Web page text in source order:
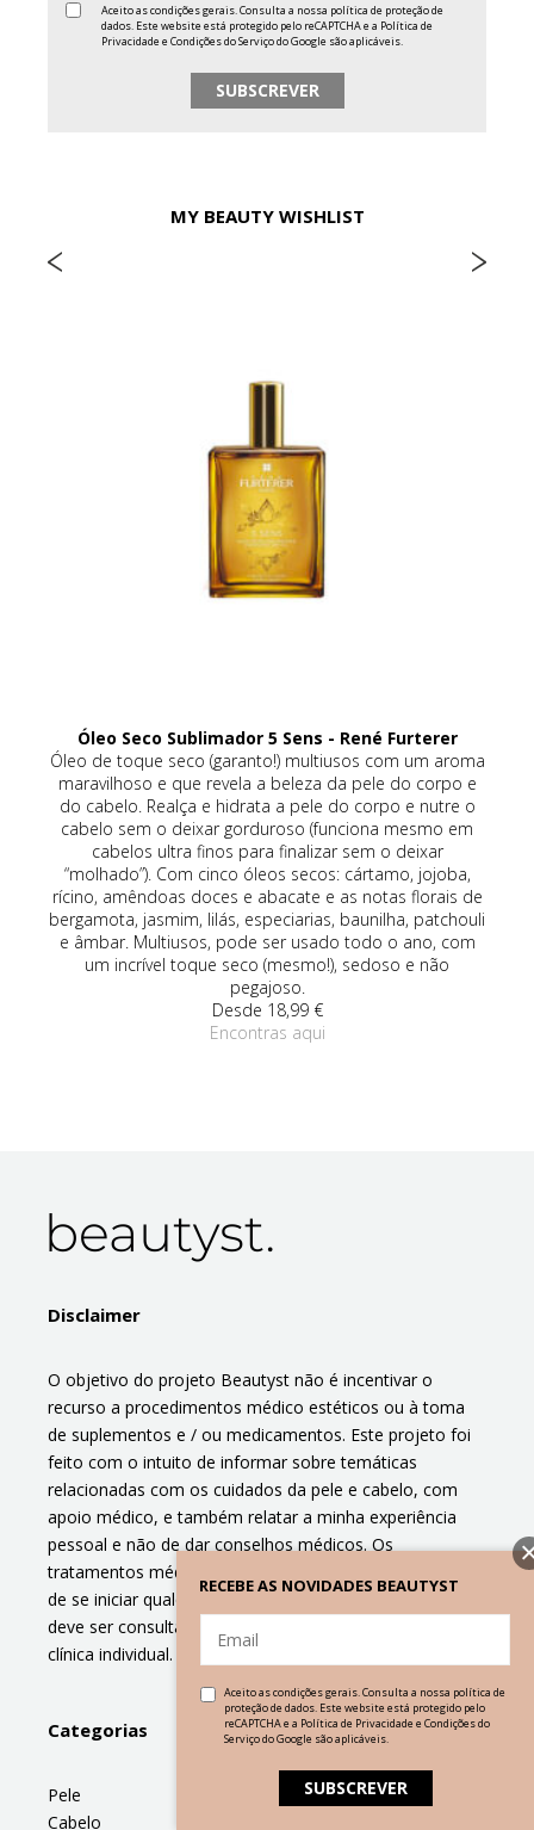
Aceito as condições gerais. Consulta a nossa política de proteção de
dados . Este website está protegido pelo reCAPTCHA e a Política de
Privacidade e Condições do Serviçodo Google são aplicáveis.
MY BEAUTY WISHLIST
Óleo Seco Sublimador 5 Sens - René Furterer
Óleo de toque seco (garanto!) multiusos com um aroma
maravilhoso e que revela a beleza da pele do corpo e
do cabelo. Realça e hidrata a pele do corpo e nutre o
cabelo sem o deixar gorduroso (funciona mesmo em
cabelos ultra finos para finalizar sem o deixar
“molhado”). Com cinco óleos secos: cártamo, jojoba,
rícino, amêndoas doces e abacate e as notas florais de
bergamota, jasmim, lilás, especiarias, baunilha, patchouli
e âmbar. Multiusos, pode ser usado todo o ano, com
um incrível toque seco (mesmo!), sedoso e não
pegajoso.
Desde 18,99 €
Encontras aqui
Disclaimer
O objetivo do projeto Beautyst não é incentivar o
recurso a procedimentos médico estéticos ou à toma
de suplementos e / ou medicamentos. Este projeto foi
feito com o intuito de informar sobre temáticas
relacionadas com os cuidados da pele e cabelo, com
apoio médico, e também relatar a minha experiência
pessoal e não de dar conselhos médicos. Os
tratamentos médico estéticos acarretam riscos. Antes
de se iniciar qualquer tratamento e / ou suplemento
deve ser consultado um médico para avaliar a história
clínica individual.
Categorias
Pele
Cabelo
Menu
Sobre
RECEBE AS NOVIDADES BEAUTYST
Aceito as condições gerais. Consulta a nossa política de
proteção de dados. Este website está protegido pelo
reCAPTCHA e a Política de Privacidade e Condições do
Serviçodo Google são aplicáveis.